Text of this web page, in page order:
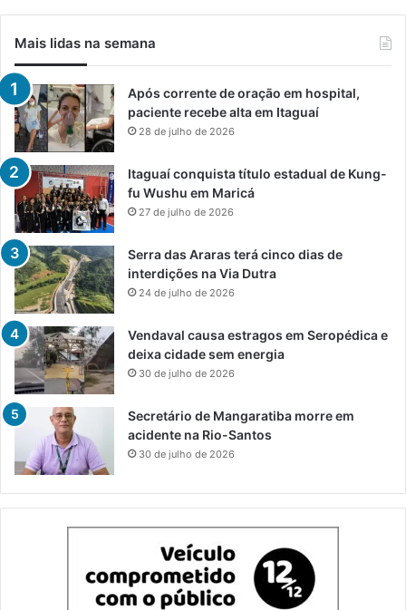
Mais lidas na semana
Após corrente de oração em hospital,
paciente recebe alta em Itaguaí
28 de julho de 2026
Itaguaí conquista título estadual de Kung-
fu Wushu em Maricá
27 de julho de 2026
Serra das Araras terá cinco dias de
interdições na Via Dutra
24 de julho de 2026
Vendaval causa estragos em Seropédica e
deixa cidade sem energia
30 de julho de 2026
Secretário de Mangaratiba morre em
acidente na Rio-Santos
30 de julho de 2026